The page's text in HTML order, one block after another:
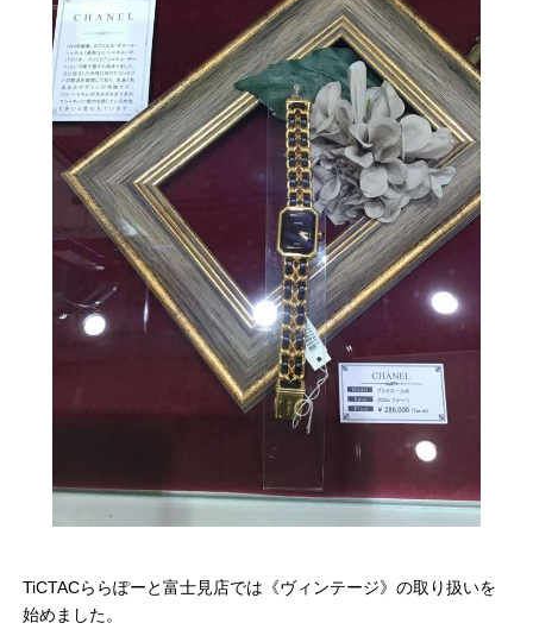
TiCTACららぽーと富士見店では《ヴィンテージ》の取り扱いを
始めました。